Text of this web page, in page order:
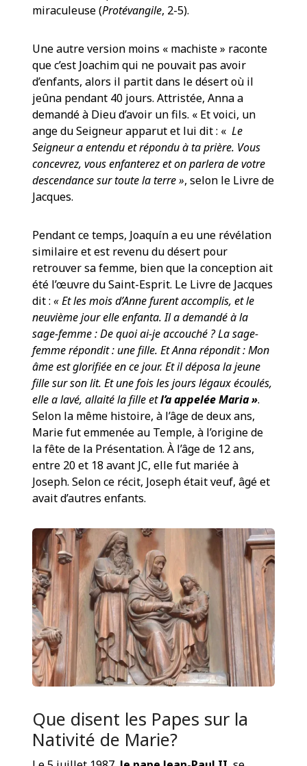
miraculeuse (Protévangile, 2-5).
Une autre version moins « machiste » raconte
que c’est Joachim qui ne pouvait pas avoir
d’enfants, alors il partit dans le désert où il
jeûna pendant 40 jours. Attristée, Anna a
demandé à Dieu d’avoir un fils. « Et voici, un
ange du Seigneur apparut et lui dit : «Le
Seigneur a entendu et répondu à ta prière. Vous
concevrez, vous enfanterez et on parlera de votre
descendance sur toute la terre », selon le Livre de
Jacques.
Pendant ce temps, Joaquín a eu une révélation
similaire et est revenu du désert pour
retrouver sa femme, bien que la conception ait
été l’œuvre du Saint-Esprit. Le Livre de Jacques
dit :« Et les mois d’Anne furent accomplis, et le
neuvième jour elle enfanta. Il a demandé à la
sage-femme : De quoi ai-je accouché ? La sage-
femme répondit : une fille. Et Anna répondit : Mon
âme est glorifiée en ce jour. Et il déposa la jeune
fille sur son lit. Et une fois les jours légaux écoulés,
elle a lavé, allaité la fille etl’a appelée Maria ».
Selon la même histoire, à l’âge de deux ans,
Marie fut emmenée au Temple, à l’origine de
la fête de la Présentation. À l’âge de 12 ans,
entre 20 et 18 avant JC, elle fut mariée à
Joseph. Selon ce récit, Joseph était veuf, âgé et
avait d’autres enfants.
Que disent les Papes sur la
Nativité de Marie?